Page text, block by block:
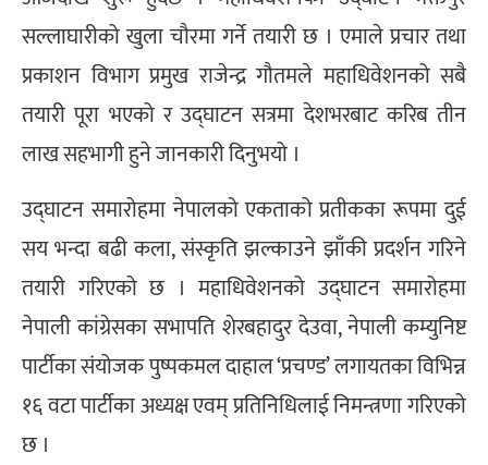
सल्लाघारीको खुला चौरमा गर्ने तयारी छ । एमाले प्रचार तथा
प्रकाशन विभाग प्रमुख राजेन्द्र गौतमले महाधिवेशनको सबै
तयारी पूरा भएको र उद्घाटन सत्रमा देशभरबाट करिब तीन
लाख सहभागी हुने जानकारी दिनुभयो ।
उद्घाटन समारोहमा नेपालको एकताको प्रतीकका रूपमा दुई
सय भन्दा बढी कला, संस्कृति झल्काउने झाँकी प्रदर्शन गरिने
तयारी गरिएको छ । महाधिवेशनको उद्घाटन समारोहमा
नेपाली कांग्रेसका सभापति शेरबहादुर देउवा, नेपाली कम्युनिष्ट
पार्टीका संयोजक पुष्पकमल दाहाल ‘प्रचण्ड’ लगायतका विभिन्न
१६ वटा पार्टीका अध्यक्ष एवम् प्रतिनिधिलाई निमन्त्रणा गरिएको
छ ।